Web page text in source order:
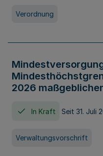
Verordnung
2026
In Kraft Seit 31. Juli
Verwaltungsvorschrift